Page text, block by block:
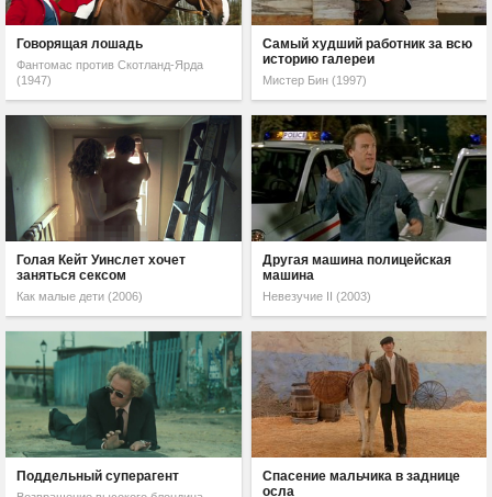
Говорящая лошадь
Фантомас против Скотланд-Ярда
(1947)
Самый худший работник за всю
историю галереи
Мистер Бин (1997)
Голая Кейт Уинслет хочет
заняться сексом
Как малые дети (2006)
Другая машина полицейская
машина
Невезучие II (2003)
Поддельный суперагент
Спасение мальчика в заднице
осла